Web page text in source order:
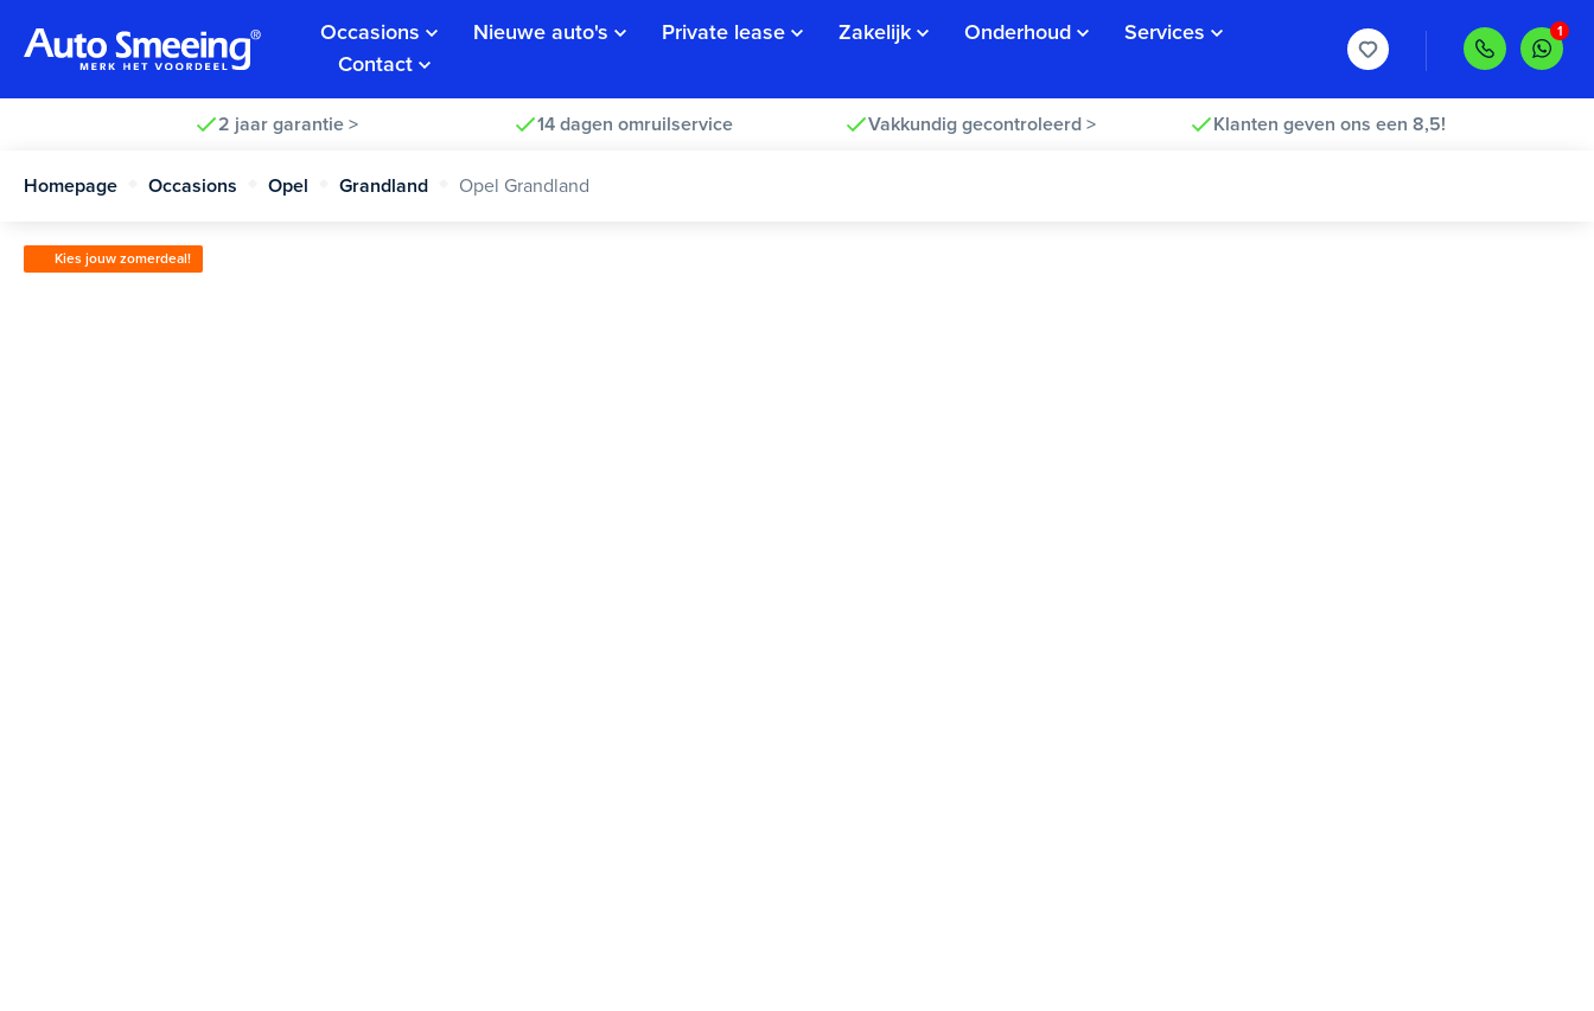
Occasions Nieuwe auto's Private lease Zakelijk Onderhoud
Services
Contact
2 jaar garantie > 14 dagen omruilservice Vakkundig gecontroleerd > Klanten geven ons een 8,5!
Homepage Occasions Opel Grandland Opel Grandland
Kies jouw zomerdeal!